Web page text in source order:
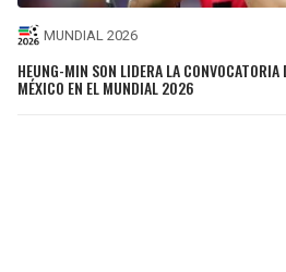
MUNDIAL 2026
HEUNG-MIN SON LIDERA LA CONVOCATORIA
MÉXICO EN EL MUNDIAL 2026